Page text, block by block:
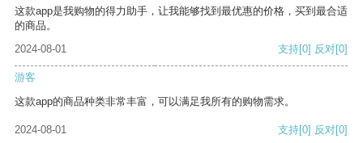
这款app是我购物的得力助手，让我能够找到最优惠的价格，买到最合适
的商品。
2024-08-01
支持[0] 反对[0]
游客
这款app的商品种类非常丰富，可以满足我所有的购物需求。
2024-08-01 支持[0] 反对[0]